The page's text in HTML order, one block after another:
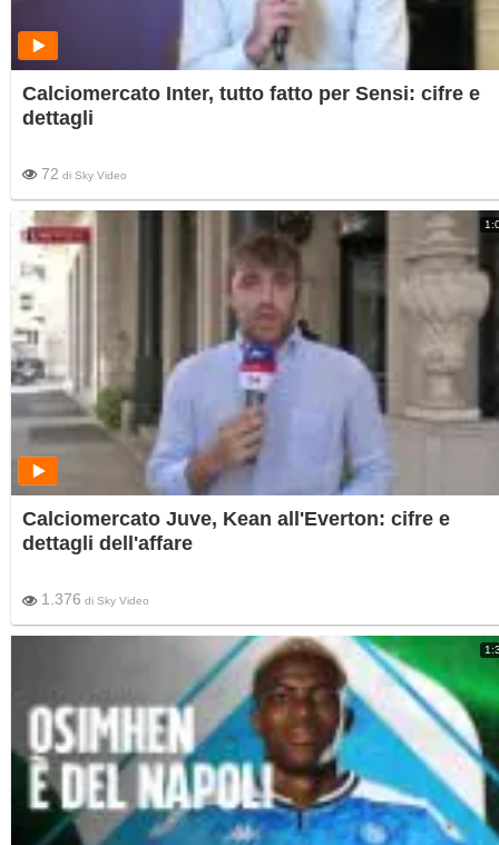
Calciomercato Inter, tutto fatto per Sensi: cifre e
dettagli
72 di Sky Video
Calciomercato Juve, Kean all'Everton: cifre e
dettagli dell'affare
1.376 di Sky Video